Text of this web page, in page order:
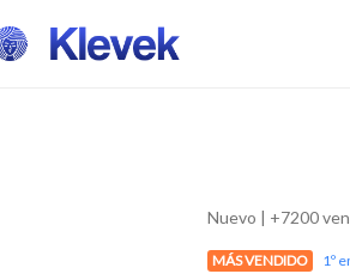
Nuevo | +7200
MÁS VENDIDO 1º